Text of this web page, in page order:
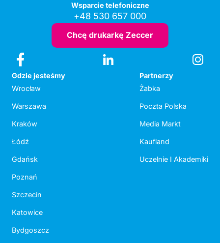
Wsparcie telefoniczne
+48 530 657 000
Chcę drukarkę Zeccer
Gdzie jesteśmy
Wrocław
Warszawa
Kraków
Łódź
Gdańsk
Poznań
Szczecin
Katowice
Bydgoszcz
Partnerzy
Żabka
Poczta Polska
Media Markt
Kaufland
Uczelnie I Akademiki